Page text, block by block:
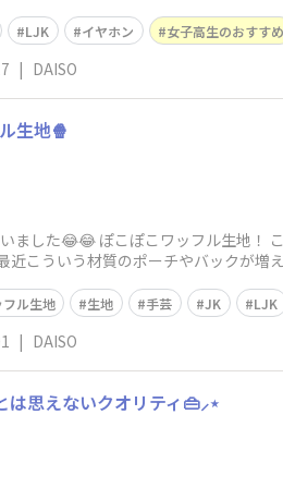
LJK イヤホン 女子高生のおすすめ
| DAISO
生地🍿
ました😂😂 ぽこぽこワッフル生地！
近こういう材質のポーチやバックが増
フル生地 生地 手芸 JK LJK
| DAISO
は思えないクオリティ👜︎⸝‍⋆